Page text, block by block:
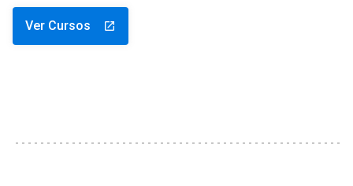
Ver Cursos launch